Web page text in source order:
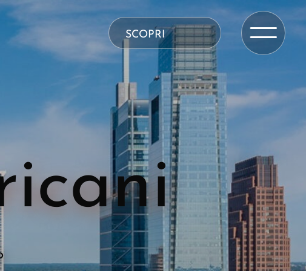
SCOPRI